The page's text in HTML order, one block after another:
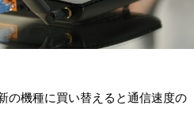
の機種に買い替えると通信速度の